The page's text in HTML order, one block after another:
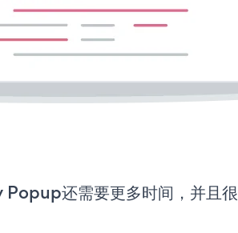
还需要更多时间，并且很